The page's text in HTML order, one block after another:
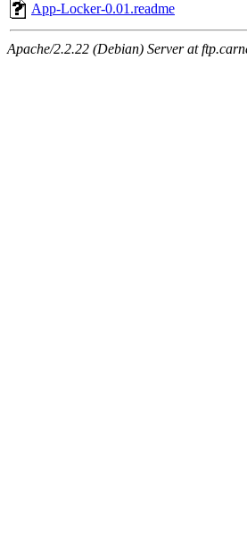
App-Locker-0.01.readme
Apache/2.2.22 (Debian) Server at